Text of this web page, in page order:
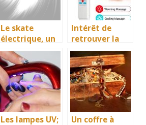
Le skate
électrique, un
moyen de
transport
innovateur et
facilitateur
pour assurer
un excellent
déplacement
Intérêt de
retrouver la
santé grâce
aux bienfaits
de l’appareil
crythérapie
Les lampes UV;
Un coffre à